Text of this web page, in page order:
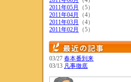
2011年05月
（5）
2011年04月
（4）
2011年03月
（4）
2011年02月
（5）
03/27 春本番到来
03/13 凡事徹底